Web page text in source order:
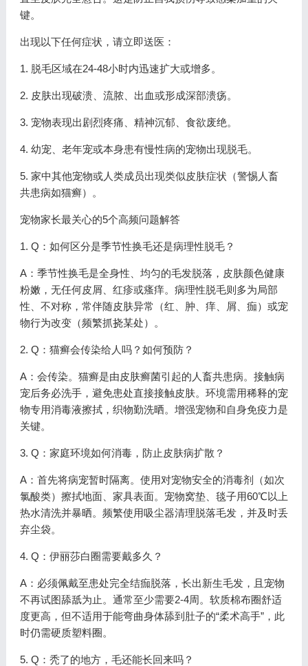
键。
出现以下任何症状，请立即送医：
1. 脱毛区域在24-48小时内迅速扩大或增多。
2. 皮肤出现破溃、流脓、出血或形成深部溃疡。
3. 宠物表现出剧烈疼痛、精神沉郁、食欲废绝。
4. 幼宠、老年宠或本身患有慢性病的宠物出现脱毛。
5. 家中其他宠物或人类成员出现类似皮肤症状（警惕人畜
共患病如猫癣）。
宠物家长最关心的5个高频问题解答
1. Q：如何区分是季节性换毛还是病理性脱毛？
A：季节性换毛是全身性、均匀的毛发脱落，皮肤颜色健康
粉嫩，无任何皮屑、红疹或瘙痒。病理性脱毛则多为局部
性、不对称，常伴随皮肤异常（红、肿、痒、屑、痂）或宠
物行为改变（频繁抓挠某处）。
2. Q：猫癣会传染给人吗？如何预防？
A：会传染。猫癣是由皮肤癣菌引起的人畜共患病。接触病
宠后务必洗手，避免患处直接接触皮肤。环境需用稀释的宠
物专用消毒液擦拭，织物勤洗晒。增强宠物和自身免疫力是
关键。
3. Q：家庭环境如何消毒，防止皮肤病扩散？
A：首先将病宠暂时隔离。使用对宠物安全的消毒剂（如次
氯酸类）擦拭地面、家具表面。宠物窝垫、毯子用60℃以上
热水清洗并暴晒。频繁使用吸尘器清理脱落毛发，并及时丢
弃尘袋。
4. Q：伊丽莎白圈需要戴多久？
A：必须佩戴至患处完全结痂脱落，长出新生毛发，且宠物
不再试图舔舐为止。通常至少需要2-4周。软质棉布圈舒适
度更高，但不适用于能弯曲身体舔到肚子的“柔术高手”，此
时仍需硬质塑料圈。
5. Q：秃了的地方，毛还能长回来吗？